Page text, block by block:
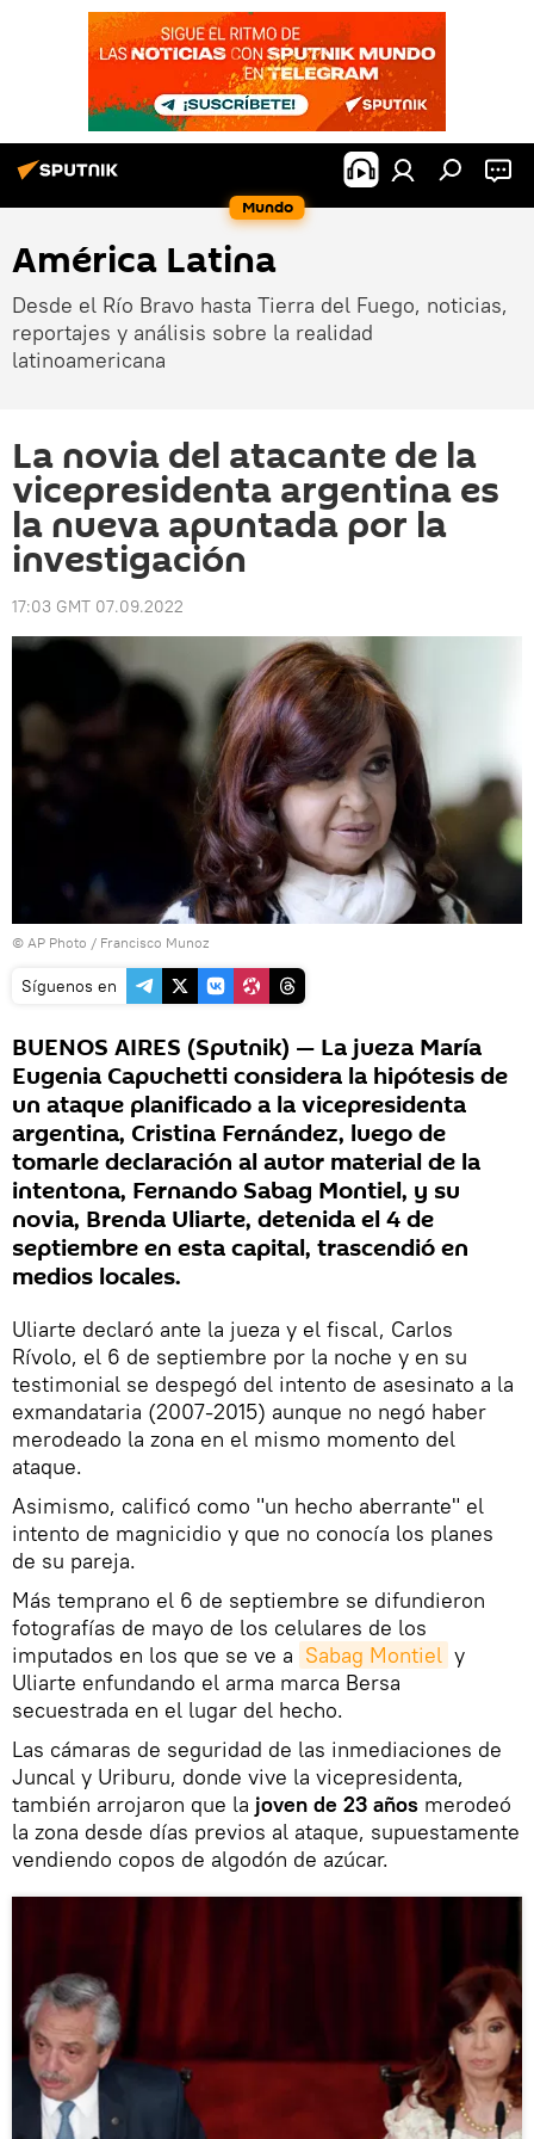
Mundo
América Latina
Desde el Río Bravo hasta Tierra del Fuego, noticias,
reportajes y análisis sobre la realidad
latinoamericana
La novia del atacante de la
vicepresidenta argentina es
la nueva apuntada por la
investigación
17:03 GMT 07.09.2022
© AP Photo / Francisco Munoz
Síguenos en
BUENOS AIRES (Sputnik) — La jueza María
Eugenia Capuchetti considera la hipótesis de
un ataque planificado a la vicepresidenta
argentina, Cristina Fernández, luego de
tomarle declaración al autor material de la
intentona, Fernando Sabag Montiel, y su
novia, Brenda Uliarte, detenida el 4 de
septiembre en esta capital, trascendió en
medios locales.
Uliarte declaró ante la jueza y el fiscal, Carlos
Rívolo, el 6 de septiembre por la noche y en su
testimonial se despegó del intento de asesinato a la
exmandataria (2007-2015) aunque no negó haber
merodeado la zona en el mismo momento del
ataque.
Asimismo, calificó como "un hecho aberrante" el
intento de magnicidio y que no conocía los planes
de su pareja.
Más temprano el 6 de septiembre se difundieron
fotografías de mayo de los celulares de los
imputados en los que se ve a Sabag Montiel y
Uliarte enfundando el arma marca Bersa
secuestrada en el lugar del hecho.
Las cámaras de seguridad de las inmediaciones de
Juncal y Uriburu, donde vive la vicepresidenta,
también arrojaron que la joven de 23 años merodeó
la zona desde días previos al ataque, supuestamente
vendiendo copos de algodón de azúcar.